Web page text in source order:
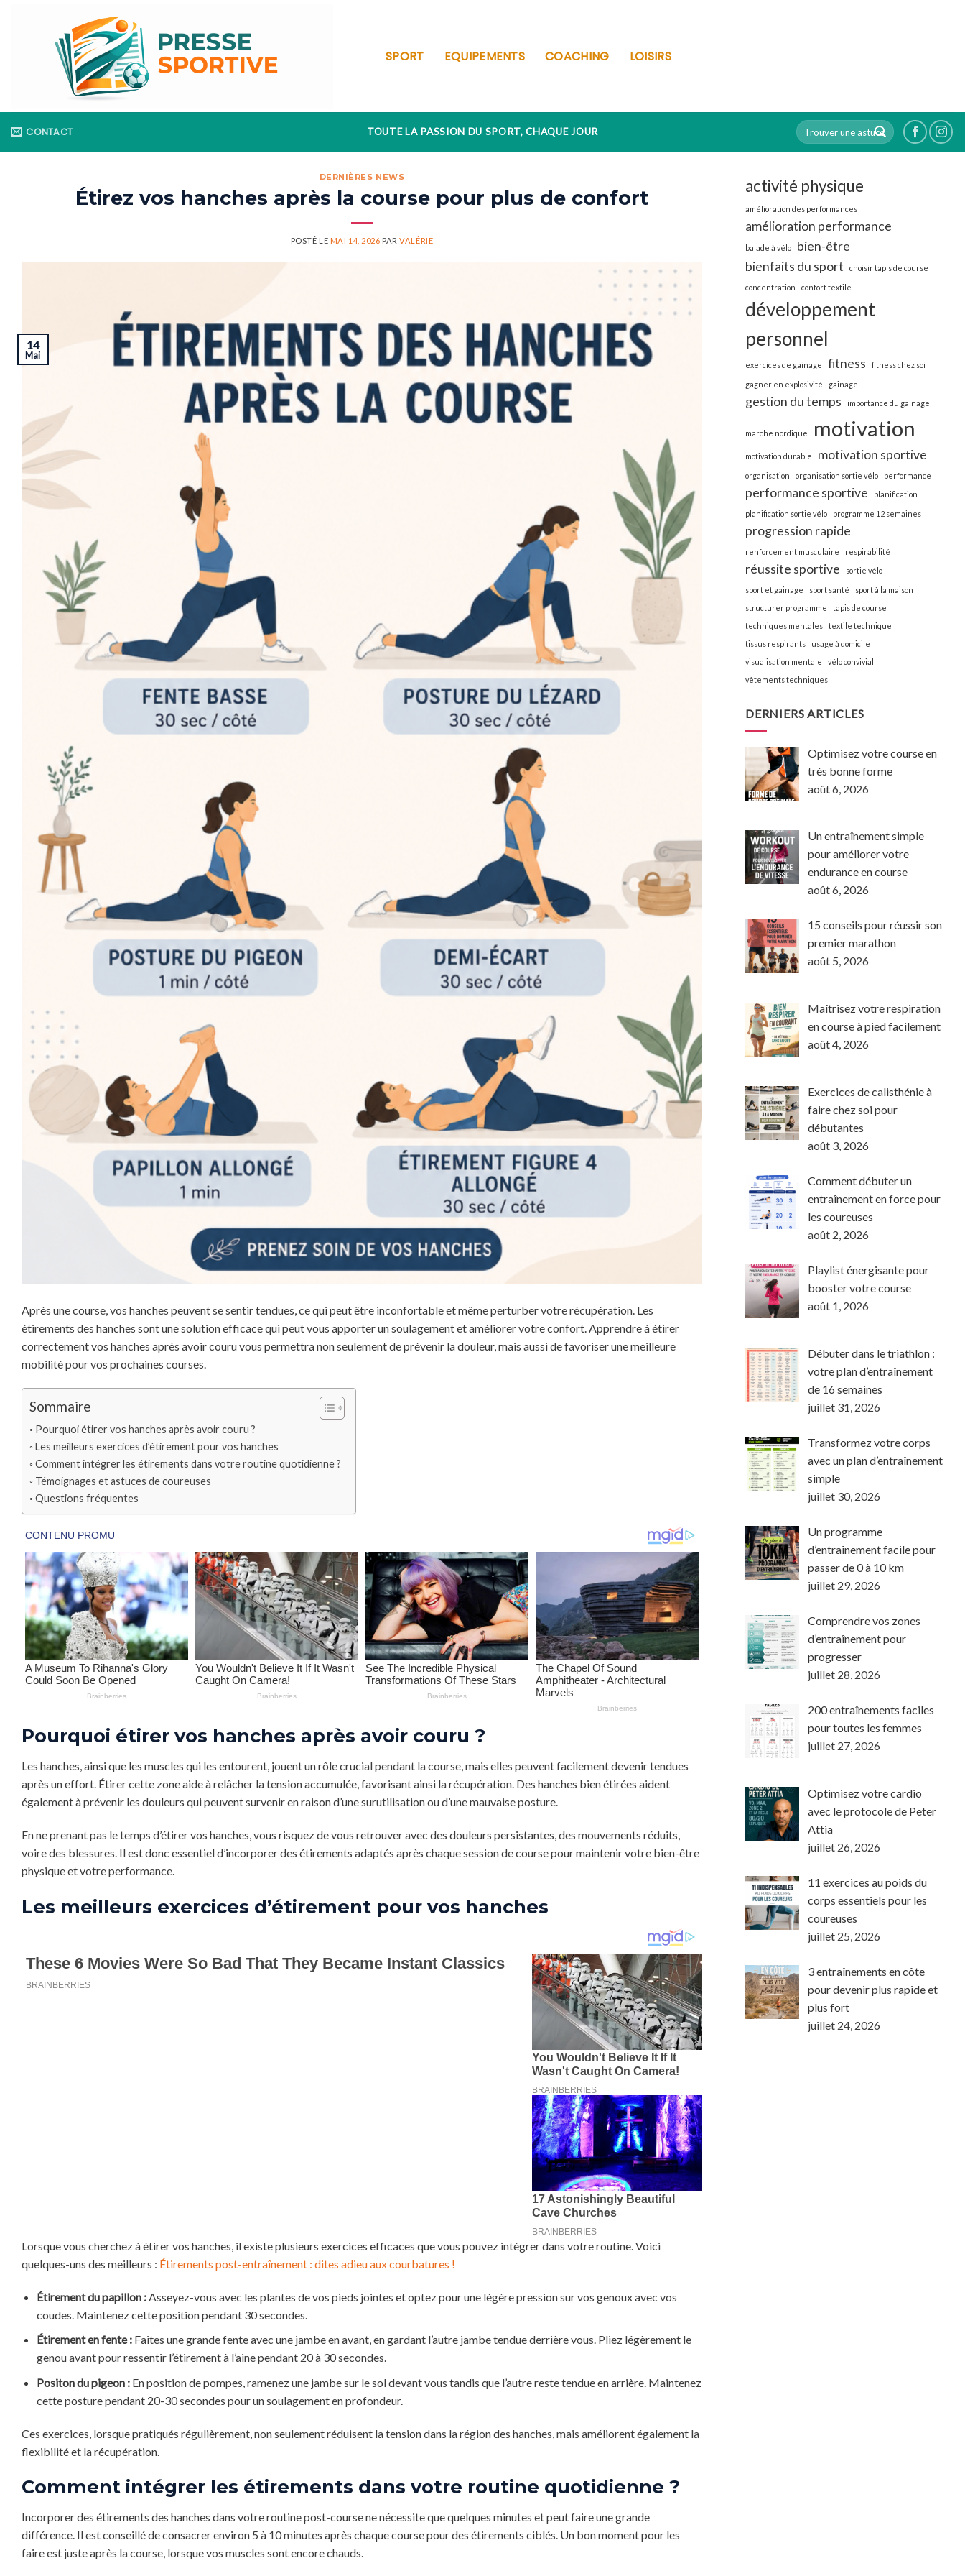
SPORT EQUIPEMENTS COACHING LOISIRS
CONTACT TOUTE LA PASSION DU SPORT, CHAQUE JOUR
DERNIÈRES NEWS
Étirez vos hanches après la course pour plus de confort
POSTÉ LE MAI 14, 2026 PARVALÉRIE
14
Mai
Après une course, vos hanches peuvent se sentir tendues, ce qui peut être inconfortable et même perturber votre récupération. Les
étirements des hanches sont une solution efficace qui peut vous apporter un soulagement et améliorer votre confort. Apprendre à étirer
correctement vos hanches après avoir couru vous permettra non seulement de prévenir la douleur, mais aussi de favoriser une meilleure
mobilité pour vos prochaines courses.
Sommaire
Pourquoi étirer vos hanches après avoir couru ?
Les meilleurs exercices d’étirement pour vos hanches
Comment intégrer les étirements dans votre routine quotidienne ?
Témoignages et astuces de coureuses
Questions fréquentes
Pourquoi étirer vos hanches après avoir couru ?
Les hanches, ainsi que les muscles qui les entourent, jouent un rôle crucial pendant la course, mais elles peuvent facilement devenir tendues
après un effort. Étirer cette zone aide à relâcher la tension accumulée, favorisant ainsi la récupération. Des hanches bien étirées aident
également à prévenir les douleurs qui peuvent survenir en raison d’une surutilisation ou d’une mauvaise posture.
En ne prenant pas le temps d’étirer vos hanches, vous risquez de vous retrouver avec des douleurs persistantes, des mouvements réduits,
voire des blessures. Il est donc essentiel d’incorporer des étirements adaptés après chaque session de course pour maintenir votre bien-être
physique et votre performance.
Les meilleurs exercices d’étirement pour vos hanches
Lorsque vous cherchez à étirer vos hanches, il existe plusieurs exercices efficaces que vous pouvez intégrer dans votre routine. Voici
quelques-uns des meilleurs : Étirements post-entraînement : dites adieu aux courbatures !
Étirement du papillon :Asseyez-vous avec les plantes de vos pieds jointes et optez pour une légère pression sur vos genoux avec vos
coudes. Maintenez cette position pendant 30 secondes.
Étirement en fente :Faites une grande fente avec une jambe en avant, en gardant l’autre jambe tendue derrière vous. Pliez légèrement le
genou avant pour ressentir l’étirement à l’aine pendant 20 à 30 secondes.
Positon du pigeon :En position de pompes, ramenez une jambe sur le sol devant vous tandis que l’autre reste tendue en arrière. Maintenez
cette posture pendant 20-30 secondes pour un soulagement en profondeur.
Ces exercices, lorsque pratiqués régulièrement, non seulement réduisent la tension dans la région des hanches, mais améliorent également la
flexibilité et la récupération.
Comment intégrer les étirements dans votre routine quotidienne ?
Incorporer des étirements des hanches dans votre routine post-course ne nécessite que quelques minutes et peut faire une grande
différence. Il est conseillé de consacrer environ 5 à 10 minutes après chaque course pour des étirements ciblés. Un bon moment pour les
faire est juste après la course, lorsque vos muscles sont encore chauds.
activité physique
amélioration des performances
amélioration performance
balade à vélo
bien-être
bienfaits du sport
choisir tapis de course
concentration confort textile
développement
personnel
exercices de gainage fitness fitness chez soi
gagner en explosivité gainage
gestion du temps importance du gainage
marche nordique motivation
motivation durable motivation sportive
organisation organisation sortie vélo performance
performance sportive planification
planification sortie vélo programme 12 semaines
progression rapide
renforcement musculaire respirabilité
réussite sportive sortie vélo
sport et gainage sport santé
sport à la maison
structurer programme
tapis de course
techniques mentales
textile technique
tissus respirants
usage à domicile
visualisation mentale
vélo convivial
vêtements techniques
DERNIERS ARTICLES
Optimisez votre course en
très bonne forme
août 6, 2026
Un entraînement simple
pour améliorer votre
endurance en course
août 6, 2026
15 conseils pour réussir son
premier marathon
août 5, 2026
Maîtrisez votre respiration
en course à pied facilement
août 4, 2026
Exercices de calisthénie à
faire chez soi pour
débutantes
août 3, 2026
Comment débuter un
entraînement en force pour
les coureuses
août 2, 2026
Playlist énergisante pour
booster votre course
août 1, 2026
Débuter dans le triathlon :
votre plan d’entraînement
de 16 semaines
juillet 31, 2026
Transformez votre corps
avec un plan d’entraînement
simple
juillet 30, 2026
Un programme
d’entraînement facile pour
passer de 0 à 10 km
juillet 29, 2026
Comprendre vos zones
d’entraînement pour
progresser
juillet 28, 2026
200 entraînements faciles
pour toutes les femmes
juillet 27, 2026
Optimisez votre cardio
avec le protocole de Peter
Attia
juillet 26, 2026
11 exercices au poids du
corps essentiels pour les
coureuses
juillet 25, 2026
3 entraînements en côte
pour devenir plus rapide et
plus fort
juillet 24, 2026